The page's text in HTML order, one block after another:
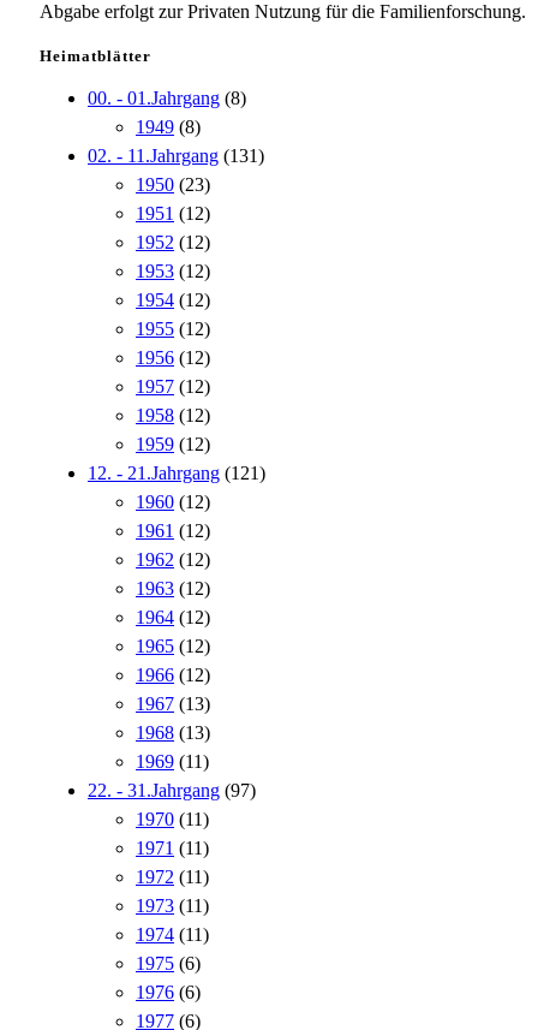
Abgabe erfolgt zur Privaten Nutzung für die Familienforschung.
Heimatblätter
00. - 01.Jahrgang (8)
1949 (8)
02. - 11.Jahrgang (131)
1950 (23)
1951 (12)
1952 (12)
1953 (12)
1954 (12)
1955 (12)
1956 (12)
1957 (12)
1958 (12)
1959 (12)
12. - 21.Jahrgang (121)
1960 (12)
1961 (12)
1962 (12)
1963 (12)
1964 (12)
1965 (12)
1966 (12)
1967 (13)
1968 (13)
1969 (11)
22. - 31.Jahrgang (97)
1970 (11)
1971 (11)
1972 (11)
1973 (11)
1974 (11)
1975 (6)
1976 (6)
1977 (6)